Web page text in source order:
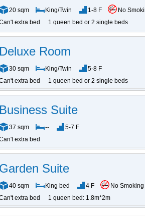
20 sqm King/Twin 1-8 F
No
extra bed
1 queen bed or 2 single beds
Deluxe Room
30 sqm King/Twin
5-8 F
extra bed
1 queen bed or 2 single beds
Business Suite
37 sqm --
5-7 F
extra bed
Garden Suite
40 sqm King bed 4 F
No
extra bed
1 queen bed: 1.8m*2m